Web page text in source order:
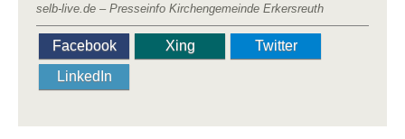
selb-live.de – Presseinfo Kirchengemeinde Erkersreuth
Facebook Xing
Twitter
LinkedIn